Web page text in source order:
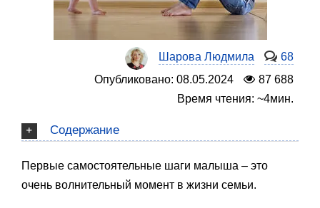
Шарова Людмила
68
Опубликовано: 08.05.2024
87 688
Время чтения: ~4мин.
Содержание
Первые самостоятельные шаги малыша – это
очень волнительный момент в жизни семьи.